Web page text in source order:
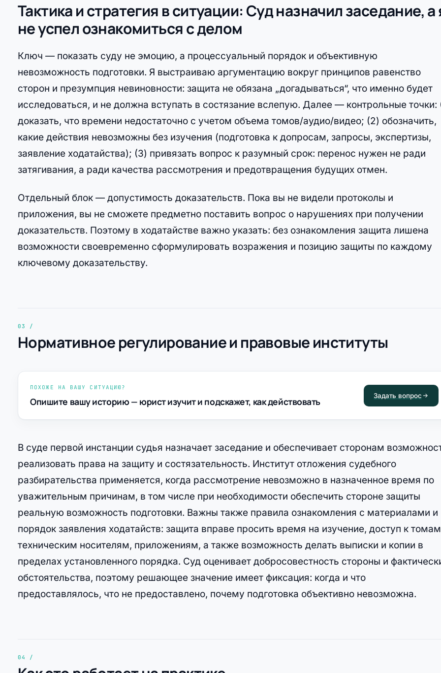
Тактика и стратегия в ситуации: Суд назначил заседание, а
не успел ознакомиться с делом
Ключ — показать суду не эмоцию, а процессуальный порядок и объективную
невозможность подготовки. Я выстраиваю аргументацию вокруг принципов равенство
сторон и презумпция невиновности: защита не обязана „догадываться“, что именно будет
исследоваться, и не должна вступать в состязание вслепую. Далее — контрольные точки:
доказать, что времени недостаточно с учетом объема томов/аудио/видео; (2) обозначить,
какие действия невозможны без изучения (подготовка к допросам, запросы, экспертизы,
заявление ходатайства); (3) привязать вопрос к разумный срок: перенос нужен не ради
затягивания, а ради качества рассмотрения и предотвращения будущих отмен.
Отдельный блок — допустимость доказательств. Пока вы не видели протоколы и
приложения, вы не сможете предметно поставить вопрос о нарушениях при получении
доказательств. Поэтому в ходатайстве важно указать: без ознакомления защита лишена
возможности своевременно сформулировать возражения и позицию защиты по каждому
ключевому доказательству.
Нормативное регулирование и правовые институты
ПОХОЖЕ НА ВАШУ СИТУАЦИЮ?
Опишите вашу историю — юрист изучит и подскажет, как действовать
Задать вопрос
В суде первой инстанции судья назначает заседание и обеспечивает сторонам
реализовать права на защиту и состязательность. Институт отложения судебного
разбирательства применяется, когда рассмотрение невозможно в назначенное время по
уважительным причинам, в том числе при необходимости обеспечить стороне защиты
реальную возможность подготовки. Важны также правила ознакомления с материалами и
порядок заявления ходатайств: защита вправе просить время на изучение, доступ к
техническим носителям, приложениям, а также возможность делать выписки и копии в
пределах установленного порядка. Суд оценивает добросовестность стороны и
обстоятельства, поэтому решающее значение имеет фиксация: когда и что
предоставлялось, что не предоставлено, почему подготовка объективно невозможна.